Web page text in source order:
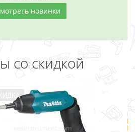
новинки
со скидкой